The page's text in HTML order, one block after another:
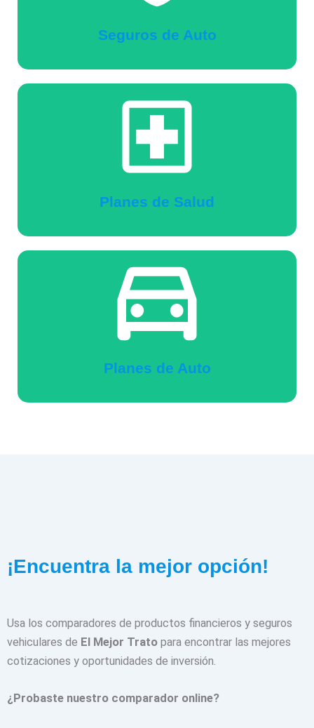
Seguros de Auto
Planes de Salud
Planes de Auto
¡Encuentra la mejor opción!
Usa los comparadores de productos financieros y seguros
vehiculares de El Mejor Trato para encontrar las mejores
cotizaciones y oportunidades de inversión.
¿Probaste nuestro comparador online?